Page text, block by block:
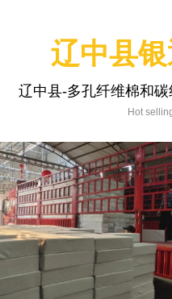
辽中县
辽中县-多孔纤维棉和
Hot